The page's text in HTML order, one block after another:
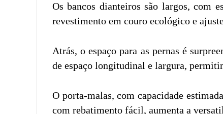
Os bancos dianteiros são largos, com
revestimento em couro ecológico e
Atrás, o espaço para as pernas é
de espaço longitudinal e largura,
O porta-malas, com capacidade
com rebatimento fácil, aumenta a